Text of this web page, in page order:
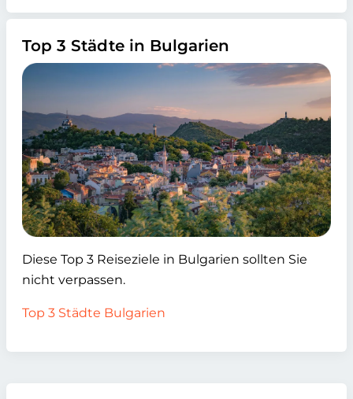
Top 3 Städte in Bulgarien
Diese Top 3 Reiseziele in Bulgarien sollten Sie
nicht verpassen.
Top 3 Städte Bulgarien